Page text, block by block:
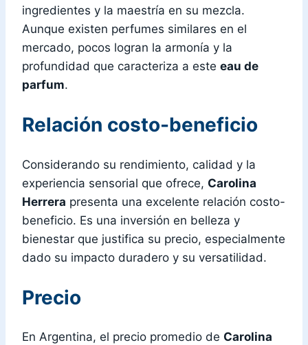
ingredientes y la maestría en su mezcla.
Aunque existen perfumes similares en el
mercado, pocos logran la armonía y la
profundidad que caracteriza a este eau de
parfum.
Relación costo-beneficio
Considerando su rendimiento, calidad y la
experiencia sensorial que ofrece, Carolina
Herrera presenta una excelente relación costo-
beneficio. Es una inversión en belleza y
bienestar que justifica su precio, especialmente
dado su impacto duradero y su versatilidad.
Precio
En Argentina, el precio promedio de Carolina